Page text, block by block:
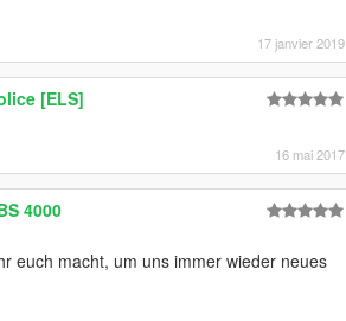
17 janvier 2019
[ELS]
16 mai 2017
4000
euch macht, um uns immer wieder neues